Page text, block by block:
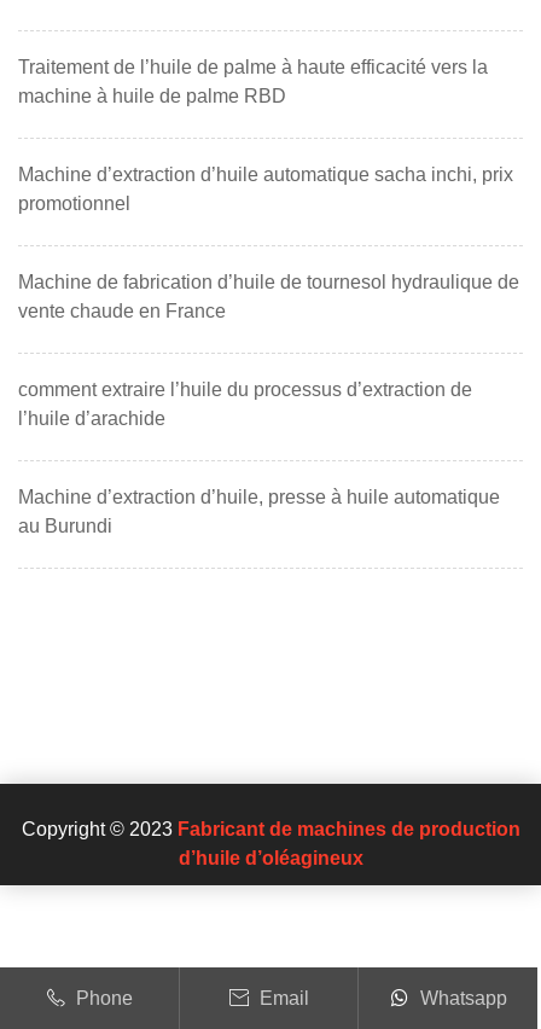
Traitement de l’huile de palme à haute efficacité vers la
machine à huile de palme RBD
Machine d’extraction d’huile automatique sacha inchi, prix
promotionnel
Machine de fabrication d’huile de tournesol hydraulique de
vente chaude en France
comment extraire l’huile du processus d’extraction de
l’huile d’arachide
Machine d’extraction d’huile, presse à huile automatique
au Burundi
Copyright © 2023 Fabricant de machines de production
d’huile d’oléagineux
Phone Email Whatsapp